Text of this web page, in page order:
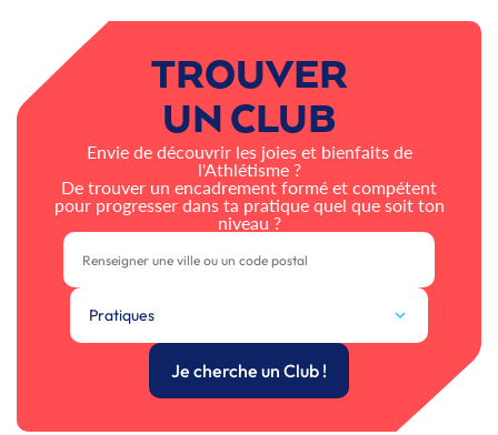
TROUVER
UN CLUB
Envie de découvrir les joies et bienfaits de
l'Athlétisme ?
De trouver un encadrement formé et compétent
pour progresser dans ta pratique quel que soit ton
niveau ?
Pratiques
Je cherche un Club !